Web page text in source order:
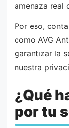
amenaza real
Por eso,
como AVG
garantizar la
nuestra
¿Qué
por tu